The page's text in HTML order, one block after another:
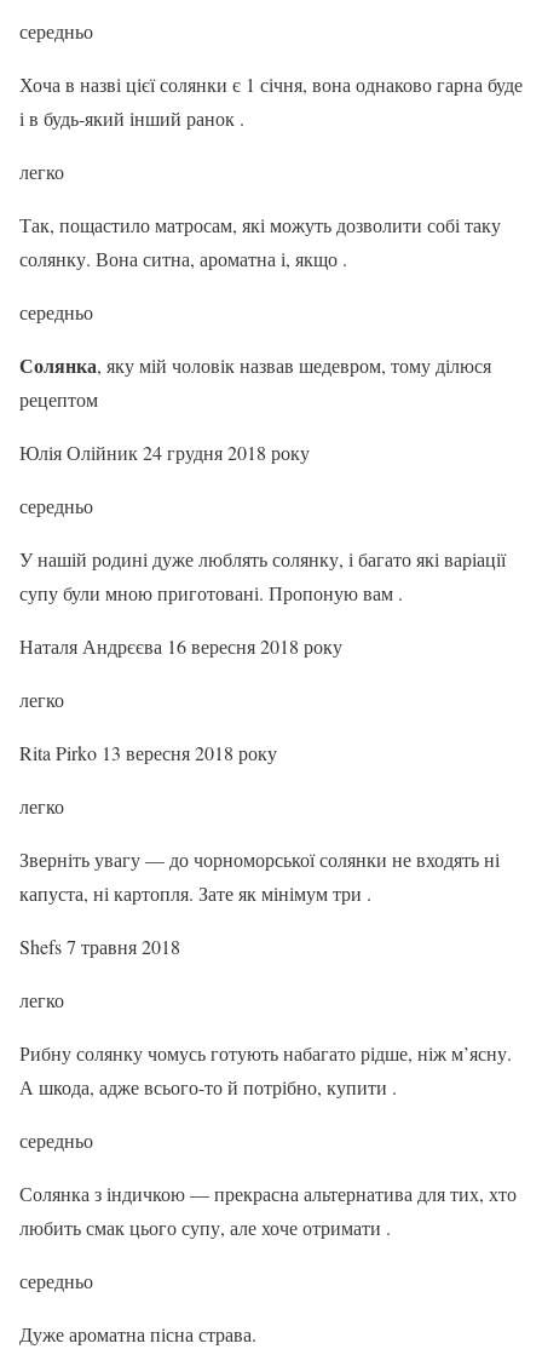
середньо
Хоча в назві цієї солянки є 1 січня, вона однаково гарна буде
і в будь-який інший ранок .
легко
Так, пощастило матросам, які можуть дозволити собі таку
солянку. Вона ситна, ароматна і, якщо .
середньо
Солянка, яку мій чоловік назвав шедевром, тому ділюся
рецептом
Юлія Олійник 24 грудня 2018 року
середньо
У нашій родині дуже люблять солянку, і багато які варіації
супу були мною приготовані. Пропоную вам .
Наталя Андрєєва 16 вересня 2018 року
легко
Rita Pirko 13 вересня 2018 року
легко
Зверніть увагу — до чорноморської солянки не входять ні
капуста, ні картопля. Зате як мінімум три .
Shefs 7 травня 2018
легко
Рибну солянку чомусь готують набагато рідше, ніж м’ясну.
А шкода, адже всього-то й потрібно, купити .
середньо
Солянка з індичкою — прекрасна альтернатива для тих, хто
любить смак цього супу, але хоче отримати .
середньо
Дуже ароматна пісна страва.